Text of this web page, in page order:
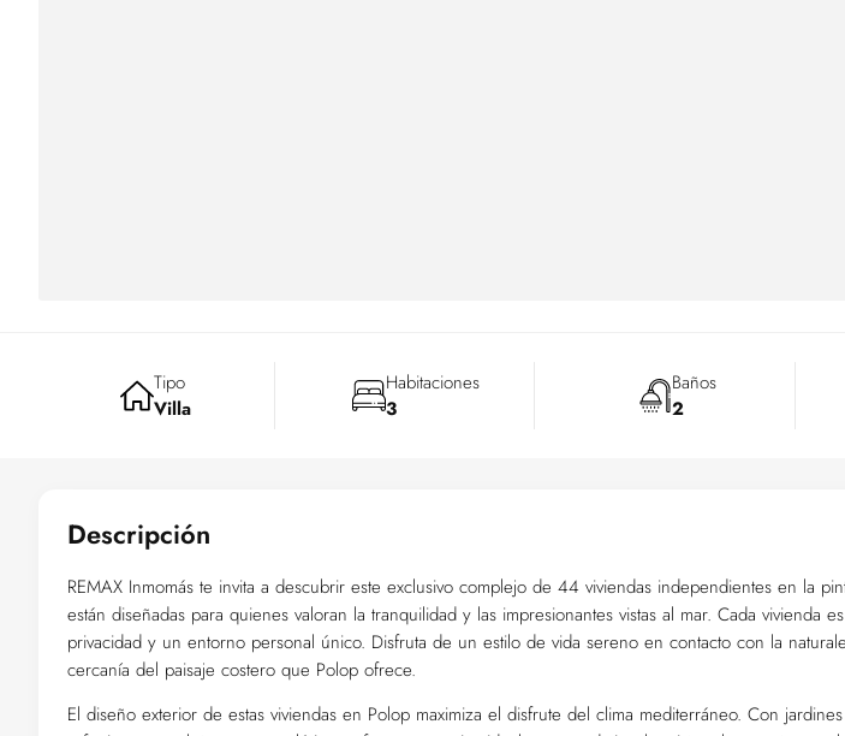
Tipo
Villa
Habitaciones
3
Baños
2
Descripción
REMAX Inmomás te invita a descubrir este exclusivo complejo de 44 viviendas independientes en la
están diseñadas para quienes valoran la tranquilidad y las impresionantes vistas al mar. Cada vivienda
privacidad y un entorno personal único. Disfruta de un estilo de vida sereno en contacto con la
cercanía del paisaje costero que Polop ofrece.
El diseño exterior de estas viviendas en Polop maximiza el disfrute del clima mediterráneo. Con